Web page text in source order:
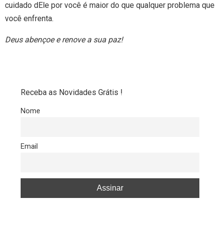
cuidado dEle por você é maior do que qualquer problema que
você enfrenta.
Deus abençoe e renove a sua paz!
Receba as Novidades Grátis !
Nome
Email